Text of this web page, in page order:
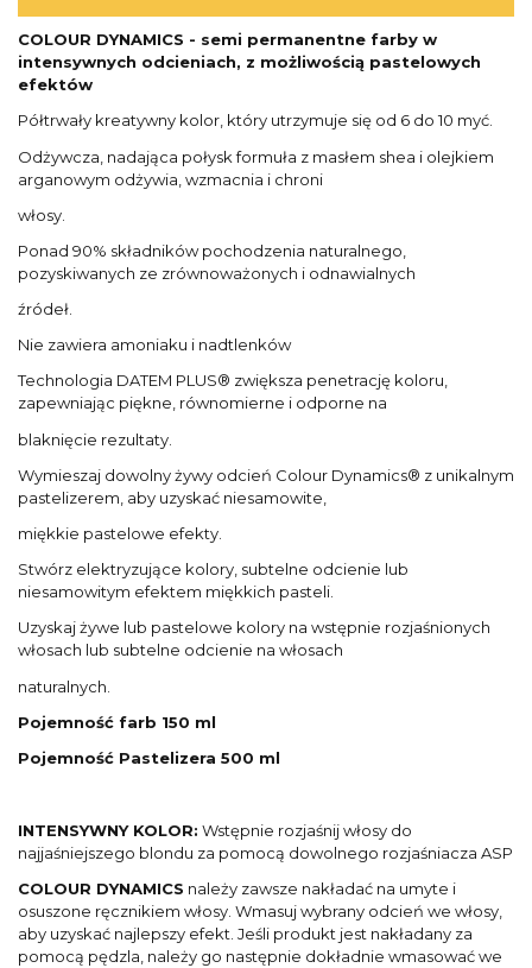
COLOUR DYNAMICS - semi permanentne farby w
intensywnych odcieniach, z możliwością pastelowych
efektów
Półtrwały kreatywny kolor, który utrzymuje się od 6 do 10 myć.
Odżywcza, nadająca połysk formuła z masłem shea i olejkiem
arganowym odżywia, wzmacnia i chroni
włosy.
Ponad 90% składników pochodzenia naturalnego,
pozyskiwanych ze zrównoważonych i odnawialnych
źródeł.
Nie zawiera amoniaku i nadtlenków
Technologia DATEM PLUS® zwiększa penetrację koloru,
zapewniając piękne, równomierne i odporne na
blaknięcie rezultaty.
Wymieszaj dowolny żywy odcień Colour Dynamics® z unikalnym
pastelizerem, aby uzyskać niesamowite,
miękkie pastelowe efekty.
Stwórz elektryzujące kolory, subtelne odcienie lub
niesamowitym efektem miękkich pasteli.
Uzyskaj żywe lub pastelowe kolory na wstępnie rozjaśnionych
włosach lub subtelne odcienie na włosach
naturalnych.
Pojemność farb 150 ml
Pojemność Pastelizera 500 ml
INTENSYWNY KOLOR: Wstępnie rozjaśnij włosy do
najjaśniejszego blondu za pomocą dowolnego rozjaśniacza ASP
COLOUR DYNAMICS należy zawsze nakładać na umyte i
osuszone ręcznikiem włosy. Wmasuj wybrany odcień we włosy,
aby uzyskać najlepszy efekt. Jeśli produkt jest nakładany za
pomocą pędzla, należy go następnie dokładnie wmasować we